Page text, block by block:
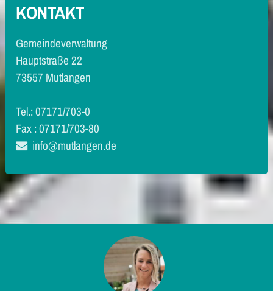
KONTAKT
Gemeindeverwaltung
Hauptstraße 22
73557 Mutlangen
Tel.: 07171/703-0
Fax : 07171/703-80
info@mutlangen.de